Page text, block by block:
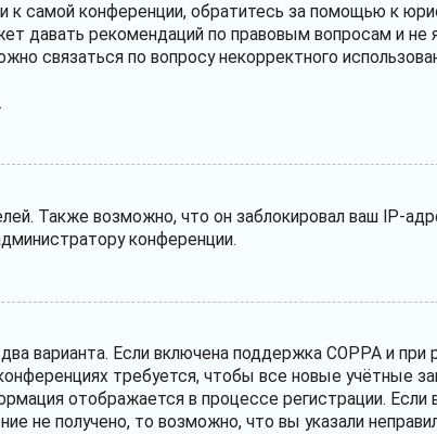
самой конференции, обратитесь за помощью к
давать рекомендаций по правовым вопросам и не
связаться по вопросу некорректного
.
Также возможно, что он заблокировал ваш IP-
конференции.
варианта. Если включена поддержка COPPA и при
требуется, чтобы все новые учётные
отображается в процессе регистрации. Если
не получено, то возможно, что вы указали